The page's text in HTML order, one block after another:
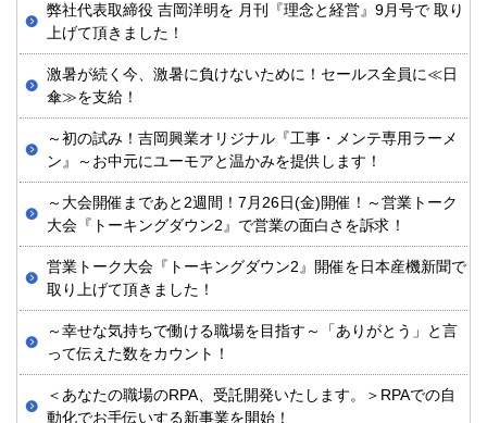
弊社代表取締役 吉岡洋明を 月刊『理念と経営』9月号で 取り
上げて頂きました！
激暑が続く今、激暑に負けないために！セールス全員に≪日
傘≫を支給！
～初の試み！吉岡興業オリジナル『工事・メンテ専用ラーメ
ン』～お中元にユーモアと温かみを提供します！
～大会開催まであと2週間！7月26日(金)開催！～営業トーク
大会『トーキングダウン2』で営業の面白さを訴求！
営業トーク大会『トーキングダウン2』開催を日本産機新聞で
取り上げて頂きました！
～幸せな気持ちで働ける職場を目指す～「ありがとう」と言
って伝えた数をカウント！
＜あなたの職場のRPA、受託開発いたします。＞RPAでの自
動化でお手伝いする新事業を開始！